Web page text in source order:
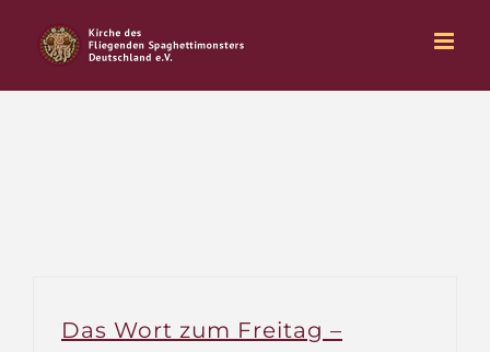
Inhalt
springen
Das Wort zum Freitag –